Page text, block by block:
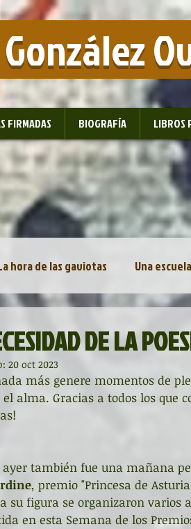
FIRMADAS BIOGRAFÍA LIBROS
hora de las gaviotas Una
La rucha Asociación
Corrada de la Poesía Día
DE LA
20 oct 2023
más genere momentos de
alma. Gracias a todos los que
ayer también fue una mañana
, premio "Princesa de
su figura se organizaron varios
en esta Semana de los